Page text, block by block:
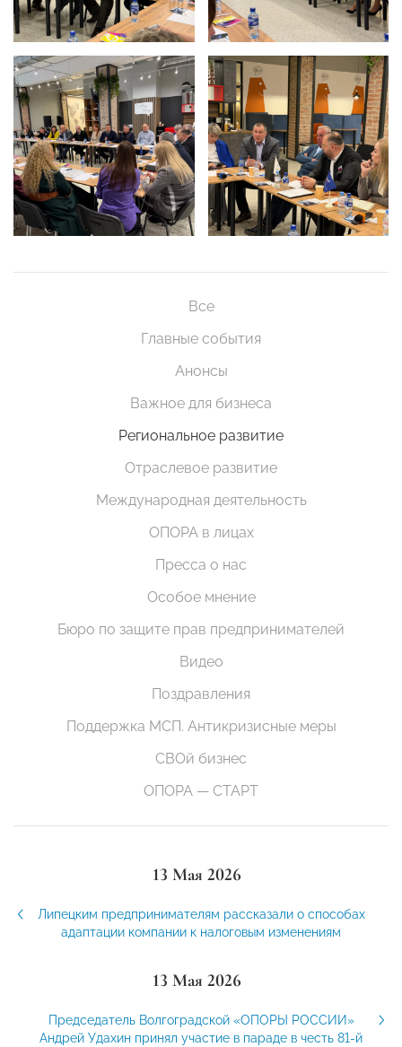
Все
Главные события
Анонсы
Важное для бизнеса
Региональное развитие
Отраслевое развитие
Международная деятельность
ОПОРА в лицах
Пресса о нас
Особое мнение
Бюро по защите прав предпринимателей
Видео
Поздравления
Поддержка МСП. Антикризисные меры
СВОй бизнес
ОПОРА — СТАРТ
13 Мая 2026
Липецким предпринимателям рассказали о способах
адаптации компании к налоговым изменениям
13 Мая 2026
Председатель Волгоградской «ОПОРЫ РОССИИ»
Андрей Удахин принял участие в параде в честь 81-й